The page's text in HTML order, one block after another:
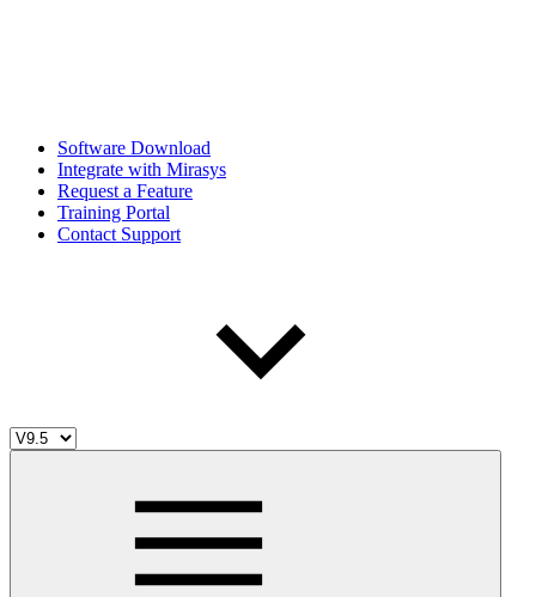
Software Download
Integrate with Mirasys
Request a Feature
Training Portal
Contact Support